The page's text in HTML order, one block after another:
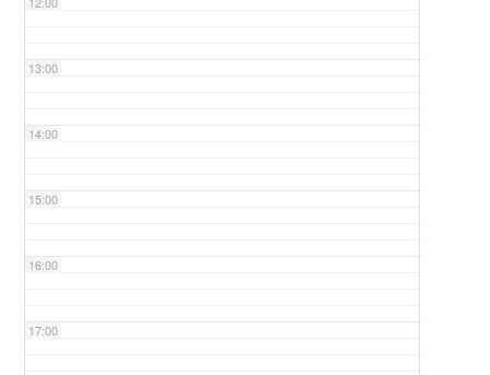
13:00
14:00
15:00
16:00
17:00